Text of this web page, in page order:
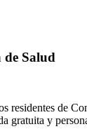
de Salud
de
y